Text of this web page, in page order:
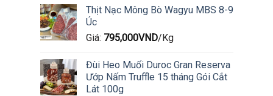
Thịt Nạc Mông Bò Wagyu MBS 8-9
Úc
Giá: 795,000VND/Kg
Đùi Heo Muối Duroc Gran Reserva
Ướp Nấm Truffle 15 tháng Gói Cắt
Lát 100g